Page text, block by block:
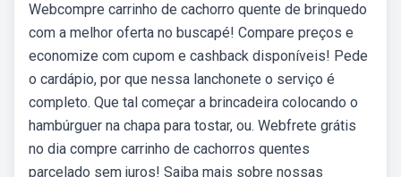
Webcompre carrinho de cachorro quente de brinquedo
com a melhor oferta no buscapé! Compare preços e
economize com cupom e cashback disponíveis! Pede
o cardápio, por que nessa lanchonete o serviço é
completo. Que tal começar a brincadeira colocando o
hambúrguer na chapa para tostar, ou. Webfrete grátis
no dia compre carrinho de cachorros quentes
parcelado sem juros! Saiba mais sobre nossas